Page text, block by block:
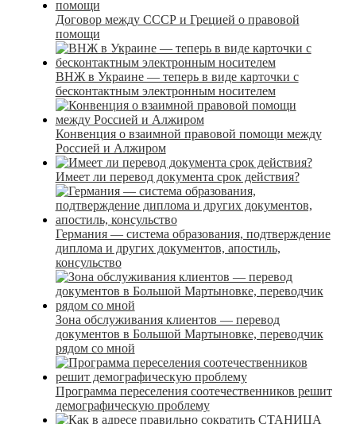
Договор между СССР и Грецией о правовой
помощи
ВНЖ в Украине — теперь в виде карточки с
бесконтактным электронным носителем
Конвенция о взаимной правовой помощи между
Россией и Алжиром
Имеет ли перевод документа срок действия?
Германия — система образования, подтверждение
диплома и других документов, апостиль,
консульство
Зона обслуживания клиентов — перевод
документов в Большой Мартыновке, переводчик
рядом со мной
Программа переселения соотечественников решит
демографическую проблему